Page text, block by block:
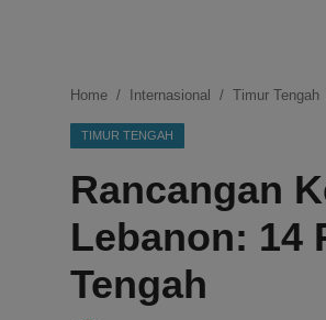
Ekonomi
Internasional
Home Internasional Timur Tengah
TIMUR TENGAH
Rancangan
Lebanon: 14
Tengah